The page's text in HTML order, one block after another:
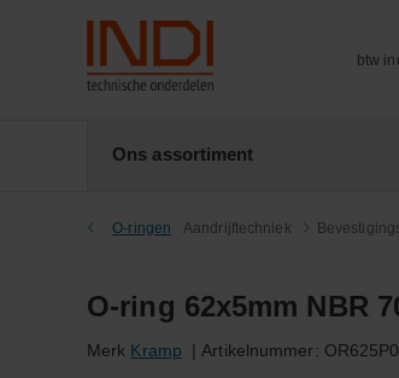
btw
Ons assortiment
O-ringen Aandrijftechniek
O-ring 62x5mm NBR
Merk Kramp | Artikelnummer: